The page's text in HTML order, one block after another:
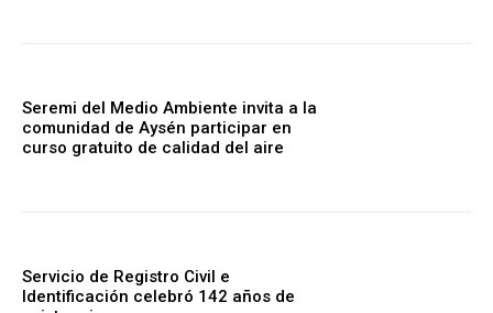
Seremi del Medio Ambiente invita a la
comunidad de Aysén participar en
curso gratuito de calidad del aire
Servicio de Registro Civil e
Identificación celebró 142 años de